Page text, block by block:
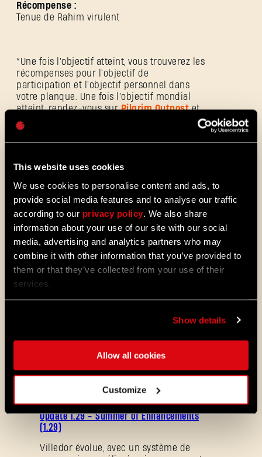
This website uses cookies
We use cookies to personalise content and ads, to
provide social media features and to analyse our traffic
according to our privacy policy . We also share
information about your use of our site with our social
media, advertising and analytics partners who may
combine it with other information that you’ve provided to
them or that they’ve collected from your use of their
services.
Show details
Allow all cookies
Customize
Récompense :
Tenue de Rahim virulent
*Une fois l'objectif atteint, vous trouverez les
récompenses pour l'objectif de
participation et l'objectif personnel dans
votre planque. Une fois l'objectif mondial
atteint, rendez-vous surPilgrim Outpostet
connectez-vous à votre compte pour
récupérer la récompense.
L'événement prend fin le 04.05 à 16 h (UTC
https://outpost.dyinglightgame.com/events/viral-
rush
Viral Rush
ALL THE NEWS
NOTES
Update 1.29 - Summer of Enhancements
(1.29)
Villedor évolue, avec un système de
Mot de passe